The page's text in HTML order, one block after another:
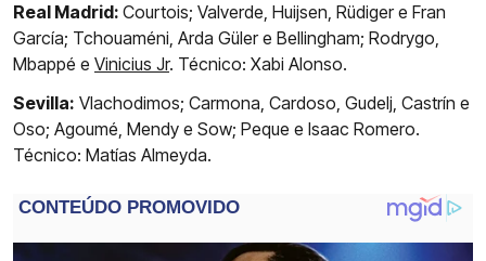
Real Madrid: Courtois; Valverde, Huijsen, Rüdiger e Fran
García; Tchouaméni, Arda Güler e Bellingham; Rodrygo,
Mbappé e Vinicius Jr. Técnico: Xabi Alonso.
Sevilla: Vlachodimos; Carmona, Cardoso, Gudelj, Castrín e
Oso; Agoumé, Mendy e Sow; Peque e Isaac Romero.
Técnico: Matías Almeyda.